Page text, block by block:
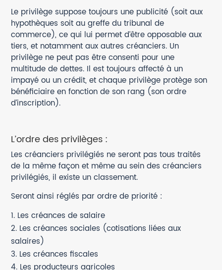
Le privilège suppose toujours une publicité (soit aux
hypothèques soit au greffe du tribunal de
commerce), ce qui lui permet d’être opposable aux
tiers, et notamment aux autres créanciers. Un
privilège ne peut pas être consenti pour une
multitude de dettes. Il est toujours affecté à un
impayé ou un crédit, et chaque privilège protège son
bénéficiaire en fonction de son rang (son ordre
d’inscription).
L’ordre des privilèges :
Les créanciers privilégiés ne seront pas tous traités
de la même façon et même au sein des créanciers
privilégiés, il existe un classement.
Seront ainsi réglés par ordre de priorité :
Les créances de salaire
Les créances sociales (cotisations liées aux
salaires)
Les créances fiscales
Les producteurs agricoles